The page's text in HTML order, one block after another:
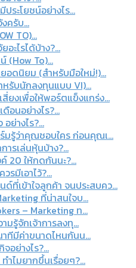
ระโยชน์อย่างไร...
ครับ...
TO)...
ะไรได้บ้าง?...
(How To)...
อดนิยม (สำหรับมือใหม่!)...
หรับนักลงทุนแบบ VI)...
ยงเพื่อให้พอร์ตแข็งแกร่ง...
อนอย่างไร?...
ย่างไร?...
รู้ว่าคุณชอบใคร ก่อนคุณเ...
ารเล่นหุ้นบ้าง?...
20 ให้กดกันนะ?...
รมีเอาไว้?...
ที่เข้าใจลูกค้า จนประสบคว...
ที่น่าสนใจบ...
– Marketing ท...
มรู้จักเจ้าการลงทุ...
ทีมีค่าขนาดไหนกันน...
ย่างไร?...
ำไมยากขึ้นเรื่อยๆ?...